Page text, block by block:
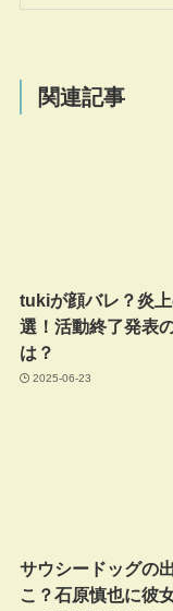
関連記事
tukiが顔バレ？炎
選！活動終了発表
は？
2025-06-23
サウシードッグの
こ？石原慎也に彼